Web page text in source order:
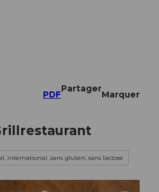
PDF
Partager
Marquer
international, sans gluten, sans lactose